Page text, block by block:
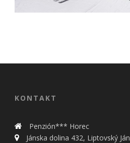
KONTAKT
Penzión*** Horec
Jánska dolina 432, Liptovský Ján